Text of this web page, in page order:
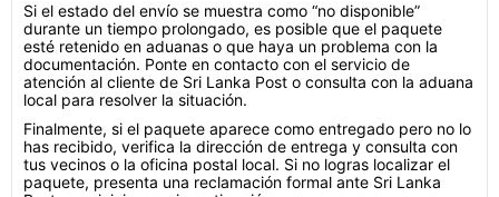
Si el estado del envío se muestra como “no disponible”
durante un tiempo prolongado, es posible que el paquete
esté retenido en aduanas o que haya un problema con la
documentación. Ponte en contacto con el servicio de
atención al cliente de Sri Lanka Post o consulta con la aduana
local para resolver la situación.
Finalmente, si el paquete aparece como entregado pero no lo
has recibido, verifica la dirección de entrega y consulta con
tus vecinos o la oficina postal local. Si no logras localizar el
paquete, presenta una reclamación formal ante Sri Lanka